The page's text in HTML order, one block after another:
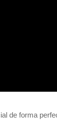
de forma